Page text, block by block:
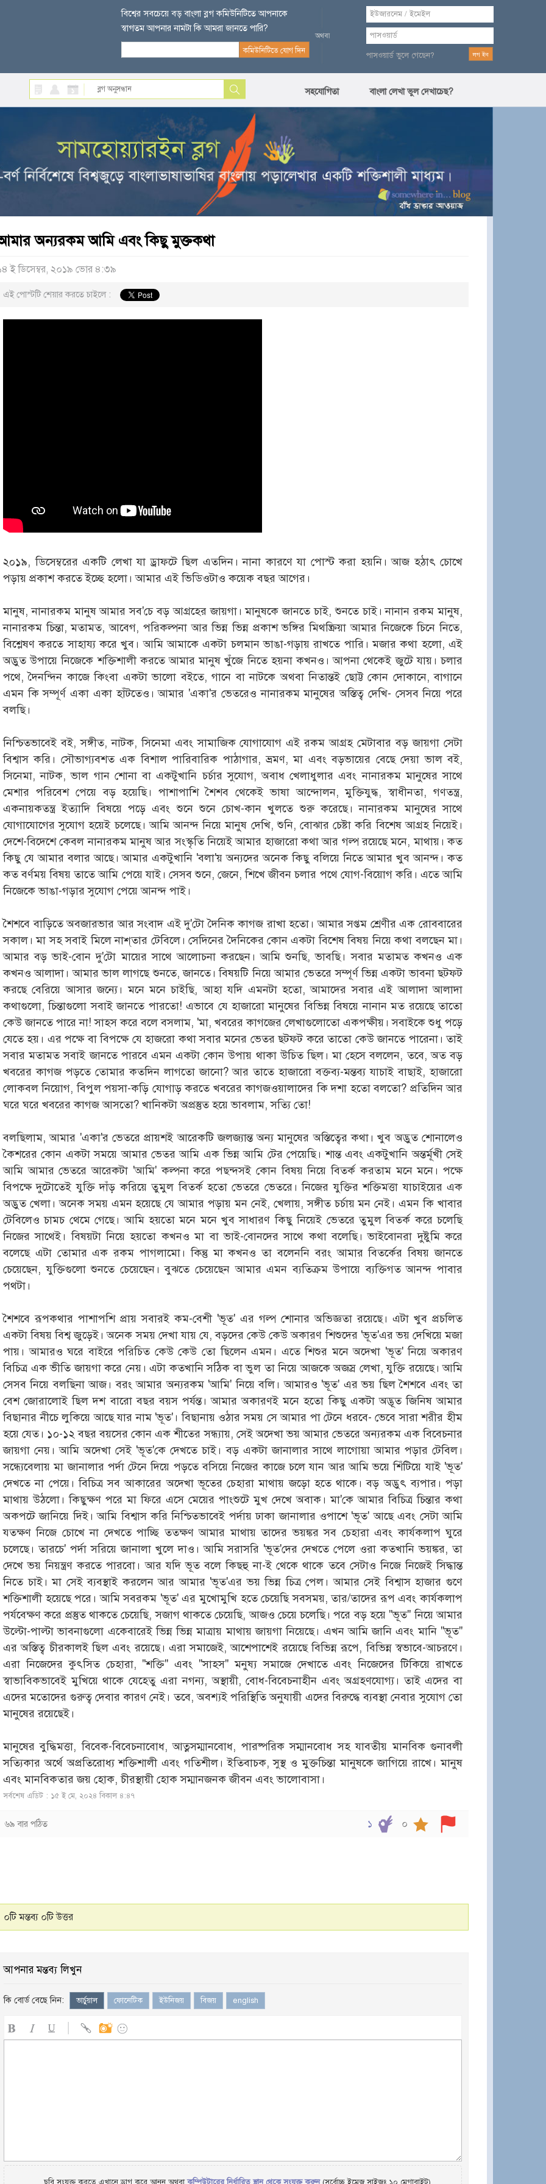
বিশ্বের সবচেয়ে বড় বাংলা ব্লগ কমিউনিটিতে আপনাকে
স্বাগতম আপনার নামটা কি আমরা জানতে পারি?
পাসওয়ার্ড ভুলে গেছেন?
সহযোগিতা বাংলা লেখা ভুল দেখাচেছ?
অন্যরকম আমি এবং কিছু মুক্তকথা
ই ডিসেম্বর, ২০১৯ ভোর ৪:৩৯
এই পোস্টটি শেয়ার করতে চাইলে :
২০১৯, ডিসেম্বরের একটি লেখা যা ড্রাফটে ছিল এতদিন। নানা কারণে যা পোস্ট করা হয়নি। আজ হঠাৎ চোখে
পড়ায় প্রকাশ করতে ইচ্ছে হলো। আমার এই ভিডিওটাও কয়েক বছর আগের।
মানুষ, নানারকম মানুষ আমার সব'চে বড় আগ্রহের জায়গা। মানুষকে জানতে চাই, শুনতে চাই। নানান রকম মানুষ,
নানারকম চিন্তা, মতামত, আবেগ, পরিকল্পনা আর ভিন্ন ভিন্ন প্রকাশ ভঙ্গির মিথষ্ক্রিয়া আমার নিজেকে চিনে নিতে,
বিশ্লেষণ করতে সাহায্য করে খুব। আমি আমাকে একটা চলমান ভাঙা-গড়ায় রাখতে পারি। মজার কথা হলো, এই
অদ্ভুত উপায়ে নিজেকে শক্তিশালী করতে আমার মানুষ খুঁজে নিতে হয়না কখনও। আপনা থেকেই জুটে যায়। চলার
পথে, দৈনন্দিন কাজে কিংবা একটা ভালো বইতে, গানে বা নাটকে অথবা নিতান্তই ছোট্ট কোন দোকানে, বাগানে
এমন কি সম্পূর্ণ একা একা হাঁটতেও। আমার 'একা'র ভেতরেও নানারকম মানুষের অস্তিত্ব দেখি- সেসব নিয়ে পরে
বলছি।
নিশ্চিতভাবেই বই, সঙ্গীত, নাটক, সিনেমা এবং সামাজিক যোগাযোগ এই রকম আগ্রহ মেটাবার বড় জায়গা সেটা
বিশ্বাস করি। সৌভাগ্যবশত এক বিশাল পারিবারিক পাঠাগার, ভ্রমণ, মা এবং বড়ভায়ের বেছে দেয়া ভাল বই,
সিনেমা, নাটক, ভাল গান শোনা বা একটুখানি চর্চার সুযোগ, অবাধ খেলাধুলার এবং নানারকম মানুষের সাথে
মেশার পরিবেশ পেয়ে বড় হয়েছি। পাশাপাশি শৈশব থেকেই ভাষা আন্দোলন, মুক্তিযুদ্ধ, স্বাধীনতা, গণতন্ত্র,
একনায়কতন্ত্র ইত্যাদি বিষয়ে পড়ে এবং শুনে শুনে চোখ-কান খুলতে শুরু করেছে। নানারকম মানুষের সাথে
যোগাযোগের সুযোগ হয়েই চলেছে। আমি আনন্দ নিয়ে মানুষ দেখি, শুনি, বোঝার চেষ্টা করি বিশেষ আগ্রহ নিয়েই।
দেশে-বিদেশে কেবল নানারকম মানুষ আর সংস্কৃতি নিয়েই আমার হাজারো কথা আর গল্প রয়েছে মনে, মাথায়। কত
কিছু যে আমার বলার আছে। আমার একটুখানি 'বলা'য় অন্যদের অনেক কিছু বলিয়ে নিতে আমার খুব আনন্দ। কত
কত বর্ণময় বিষয় তাতে আমি পেয়ে যাই। সেসব শুনে, জেনে, শিখে জীবন চলার পথে যোগ-বিয়োগ করি। এতে আমি
নিজেকে ভাঙা-গড়ার সুযোগ পেয়ে আনন্দ পাই।
শৈশবে বাড়িতে অবজারভার আর সংবাদ এই দু'টো দৈনিক কাগজ রাখা হতো। আমার সপ্তম শ্রেণীর এক রোববারের
সকাল। মা সহ সবাই মিলে নাশ্‌তার টেবিলে। সেদিনের দৈনিকের কোন একটা বিশেষ বিষয় নিয়ে কথা বলছেন মা।
আমার বড় ভাই-বোন দু'টো মায়ের সাথে আলোচনা করছেন। আমি শুনছি, ভাবছি। সবার মতামত কখনও এক
কখনও আলাদা। আমার ভাল লাগছে শুনতে, জানতে। বিষয়টি নিয়ে আমার ভেতরে সম্পূর্ণ ভিন্ন একটা ভাবনা ছটফট
করছে বেরিয়ে আসার জন্যে। মনে মনে চাইছি, আহা যদি এমনটা হতো, আমাদের সবার এই আলাদা আলাদা
কথাগুলো, চিন্তাগুলো সবাই জানতে পারতো! এভাবে যে হাজারো মানুষের বিভিন্ন বিষয়ে নানান মত রয়েছে তাতো
কেউ জানতে পারে না! সাহস করে বলে বসলাম, 'মা, খবরের কাগজের লেখাগুলোতো একপক্ষীয়। সবাইকে শুধু পড়ে
যেতে হয়। এর পক্ষে বা বিপক্ষে যে হাজরো কথা সবার মনের ভেতর ছটফট করে তাতো কেউ জানতে পারেনা। তাই
সবার মতামত সবাই জানতে পারবে এমন একটা কোন উপায় থাকা উচিত ছিল। মা হেসে বললেন, তবে, অত বড়
খবরের কাগজ পড়তে তোমার কতদিন লাগতো জানো? আর তাতে হাজারো বক্তব্য-মন্তব্য যাচাই বাছাই, হাজারো
লোকবল নিয়োগ, বিপুল পয়সা-কড়ি যোগাড় করতে খবরের কাগজওয়ালাদের কি দশা হতো বলতো? প্রতিদিন আর
ঘরে ঘরে খবরের কাগজ আসতো? খানিকটা অপ্রস্তুত হয়ে ভাবলাম, সত্যি তো!
বলছিলাম, আমার 'একা'র ভেতরে প্রায়শই আরেকটি জলজ্যান্ত অন্য মানুষের অস্তিত্বের কথা। খুব অদ্ভুত শোনালেও
কৈশরের কোন একটা সময়ে আমার ভেতর আমি এক ভিন্ন আমি টের পেয়েছি। শান্ত এবং একটুখানি অন্তর্মূখী সেই
আমি আমার ভেতরে আরেকটা 'আমি' কল্পনা করে পছন্দসই কোন বিষয় নিয়ে বিতর্ক করতাম মনে মনে। পক্ষে
বিপক্ষে দুটোতেই যুক্তি দাঁড় করিয়ে তুমুল বিতর্ক হতো ভেতরে ভেতরে। নিজের যুক্তির শক্তিমত্তা যাচাইয়ের এক
অদ্ভুত খেলা। অনেক সময় এমন হয়েছে যে আমার পড়ায় মন নেই, খেলায়, সঙ্গীত চর্চায় মন নেই। এমন কি খাবার
টেবিলেও চামচ থেমে গেছে। আমি হয়তো মনে মনে খুব সাধারণ কিছু নিয়েই ভেতরে তুমুল বিতর্ক করে চলেছি
নিজের সাথেই। বিষয়টা নিয়ে হয়তো কখনও মা বা ভাই-বোনদের সাথে কথা বলেছি। ভাইবোনরা দুষ্টুমি করে
বলেছে এটা তোমার এক রকম পাগলামো। কিন্তু মা কখনও তা বলেননি বরং আমার বিতর্কের বিষয় জানতে
চেয়েছেন, যুক্তিগুলো শুনতে চেয়েছেন। বুঝতে চেয়েছেন আমার এমন ব্যতিক্রম উপায়ে ব্যক্তিগত আনন্দ পাবার
পথটা।
শৈশবে রূপকথার পাশাপশি প্রায় সবারই কম-বেশী 'ভূত' এর গল্প শোনার অভিজ্ঞতা রয়েছে। এটা খুব প্রচলিত
একটা বিষয় বিশ্ব জুড়েই। অনেক সময় দেখা যায় যে, বড়দের কেউ কেউ অকারণ শিশুদের 'ভূত'এর ভয় দেখিয়ে মজা
পায়। আমারও ঘরে বাইরে পরিচিত কেউ কেউ তো ছিলেন এমন। এতে শিশুর মনে অদেখা 'ভূত' নিয়ে অকারণ
বিচিত্র এক ভীতি জায়গা করে নেয়। এটা কতখানি সঠিক বা ভুল তা নিয়ে আজকে অজস্র লেখা, যুক্তি রয়েছে। আমি
সেসব নিয়ে বলছিনা আজ। বরং আমার অন্যরকম 'আমি' নিয়ে বলি। আমারও 'ভূত' এর ভয় ছিল শৈশবে এবং তা
বেশ জোরালোই ছিল দশ বারো বছর বয়স পর্যন্ত। আমার অকারণই মনে হতো কিছু একটা অদ্ভূত জিনিষ আমার
বিছানার নীচে লুকিয়ে আছে যার নাম 'ভূত'। বিছানায় ওঠার সময় সে আমার পা টেনে ধরবে- ভেবে সারা শরীর হীম
হয়ে যেত। ১০-১২ বছর বয়সের কোন এক শীতের সন্ধ্যায়, সেই অদেখা ভয় আমার ভেতরে অন্যরকম এক বিবেচনার
জায়গা নেয়। আমি অদেখা সেই 'ভূত'কে দেখতে চাই। বড় একটা জানালার সাথে লাগোয়া আমার পড়ার টেবিল।
সন্ধ্যেবেলায় মা জানালার পর্দা টেনে দিয়ে পড়তে বসিয়ে নিজের কাজে চলে যান আর আমি ভয়ে শিঁটিয়ে যাই 'ভূত'
দেখতে না পেয়ে। বিচিত্র সব আকারের অদেখা ভূতের চেহারা মাথায় জড়ো হতে থাকে। বড় অদ্ভুৎ ব্যপার। পড়া
মাথায় উঠলো। কিছুক্ষণ পরে মা ফিরে এসে মেয়ের পাংশুটে মুখ দেখে অবাক। মা'কে আমার বিচিত্র চিন্তার কথা
অকপটে জানিয়ে দিই। আমি বিশ্বাস করি নিশ্চিতভাবেই পর্দায় ঢাকা জানালার ওপাশে 'ভূত' আছে এবং সেটা আমি
যতক্ষণ নিজে চোখে না দেখতে পাচ্ছি ততক্ষণ আমার মাথায় তাদের ভয়ঙ্কর সব চেহারা এবং কার্যকলাপ ঘুরে
চলেছে। তারচে' পর্দা সরিয়ে জানালা খুলে দাও। আমি সরাসরি 'ভূত'দের দেখতে পেলে ওরা কতখানি ভয়ঙ্কর, তা
দেখে ভয় নিয়ন্ত্রণ করতে পারবো। আর যদি ভূত বলে কিছহু না-ই থেকে থাকে তবে সেটাও নিজে নিজেই সিদ্ধান্ত
নিতে চাই। মা সেই ব্যবস্থাই করলেন আর আমার 'ভূত'এর ভয় ভিন্ন চিত্র পেল। আমার সেই বিশ্বাস হাজার গুণে
শক্তিশালী হয়েছে পরে। আমি সবরকম 'ভূত' এর মুখোমুখি হতে চেয়েছি সবসময়, তার/তাদের রূপ এবং কার্যকলাপ
পর্যবেক্ষণ করে প্রস্তুত থাকতে চেয়েছি, সজাগ থাকতে চেয়েছি, আজও চেয়ে চলেছি। পরে বড় হয়ে "ভূত" নিয়ে আমার
উল্টো-পাল্টা ভাবনাগুলো একেবারেই ভিন্ন ভিন্ন মাত্রায় মাথায় জায়গা নিয়েছে। এখন আমি জানি এবং মানি "ভূত"
এর অস্তিত্ব চীরকালই ছিল এবং রয়েছে। এরা সমাজেই, আশেপাশেই রয়েছে বিভিন্ন রূপে, বিভিন্ন স্বভাবে-আচরণে।
এরা নিজেদের কুৎসিত চেহারা, "শক্তি" এবং "সাহস" মনুষ্য সমাজে দেখাতে এবং নিজেদের টিকিয়ে রাখতে
স্বাভাবিকভাবেই মুখিয়ে থাকে যেহেতু এরা নগন্য, অস্থায়ী, বোধ-বিবেচনাহীন এবং অগ্রহণযোগ্য। তাই এদের বা
এদের মতোদের গুরুত্ব দেবার কারণ নেই। তবে, অবশ্যই পরিস্থিতি অনুযায়ী এদের বিরুদ্ধে ব্যবস্থা নেবার সুযোগ তো
মানুষের রয়েছেই।
মানুষের বুদ্ধিমত্তা, বিবেক-বিবেচনাবোধ, আত্নসম্মানবোধ, পারষ্পরিক সম্মানবোধ সহ যাবতীয় মানবিক গুনাবলী
সত্যিকার অর্থে অপ্রতিরোধ্য শক্তিশালী এবং গতিশীল। ইতিবাচক, সুস্থ ও মুক্তচিন্তা মানুষকে জাগিয়ে রাখে। মানুষ
এবং মানবিকতার জয় হোক, চীরস্থায়ী হোক সম্মানজনক জীবন এবং ভালোবাসা।
সর্বশেষ এডিট : ১৫ ই মে, ২০২৪ বিকাল ৪:৪৭
৬৯ বার পঠিত ০
১
০টি মন্তব্য ০টি উত্তর
আপনার মন্তব্য লিখুন
কি বোর্ড বেছে নিন: ভার্চুয়াল ফোনেটিক ইউনিজয় বিজয় english